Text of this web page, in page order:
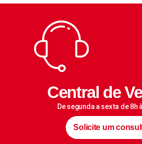
Central de
De segunda a sexta de 8h
Solicite um